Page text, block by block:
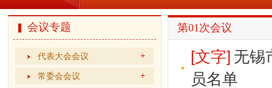
会议专题
代表大会会议
常委会会议
第01次会议
[文字] 无锡
员名单